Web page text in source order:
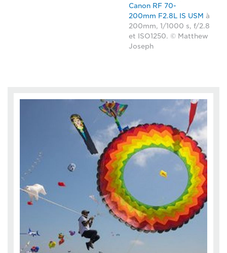
Canon RF 70-
200mm F2.8L IS USM à
200mm, 1/1000 s, f/2.8
et ISO1250. © Matthew
Joseph